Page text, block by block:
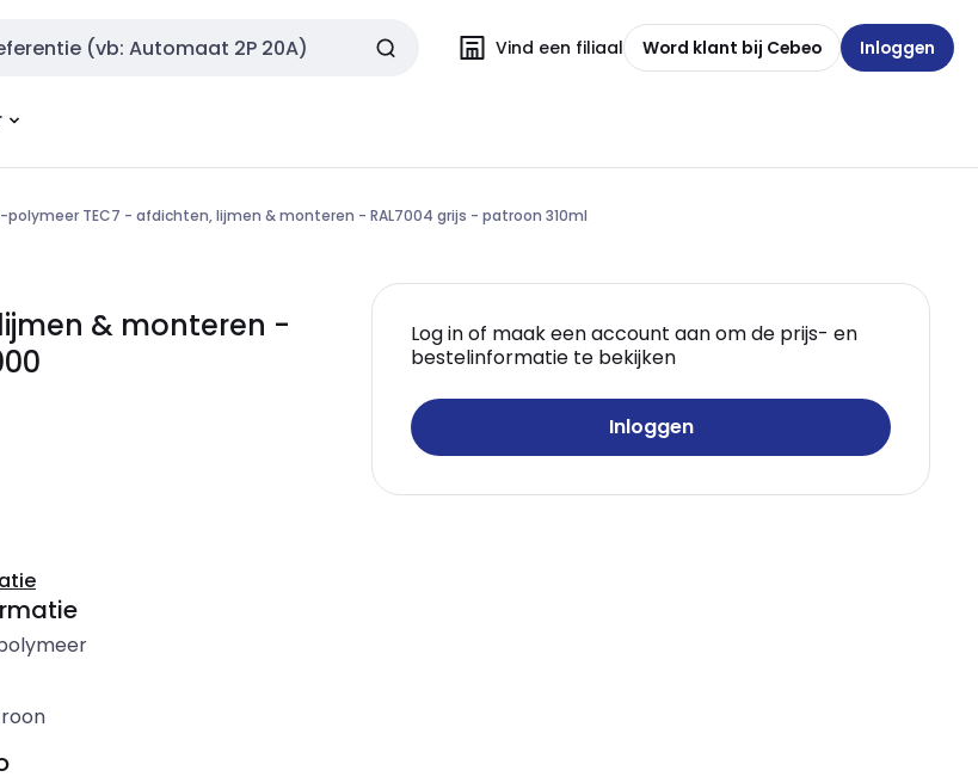
Vind een filiaal Word klant bij Cebeo Inloggen
polymeer TEC7 - afdichten, lijmen & monteren - RAL7004 grijs - patroon 310ml
& monteren -
Log in of maak een account aan om de prijs- en
bestelinformatie te bekijken
Inloggen